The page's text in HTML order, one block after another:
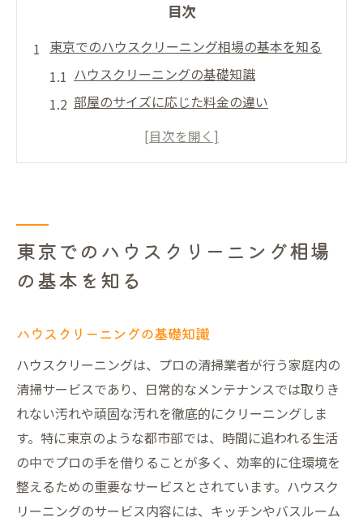
目次
東京でのハウスクリーニング相場の基本を知る
ハウスクリーニングの基礎知識
部屋のサイズに応じた料金の違い
ハウスクリーニングの一般的な料金範囲
プロが教える東京でのハウスクリーニングの選
び方
口コミや評判の活用法
料金だけで選ばない理由
サービス内容の比較ポイント
保証やアフターサービスの重要性
環境に優しいクリーニングを選ぶ方法
ハウスクリーニングで理想の住まいを手に入れ
る方法
東京でのハウスクリーニング相場
の基本を知る
ハウスクリーニングの基礎知識
ハウスクリーニングは、プロの清掃業者が行う家庭内の
清掃サービスであり、日常的なメンテナンスでは取りき
れない汚れや頑固な汚れを徹底的にクリーニングしま
す。特に東京のような都市部では、時間に追われる生活
の中でプロの手を借りることが多く、効率的に住環境を
整えるための重要なサービスとされています。ハウスク
リーニングのサービス内容には、キッチンやバスルーム